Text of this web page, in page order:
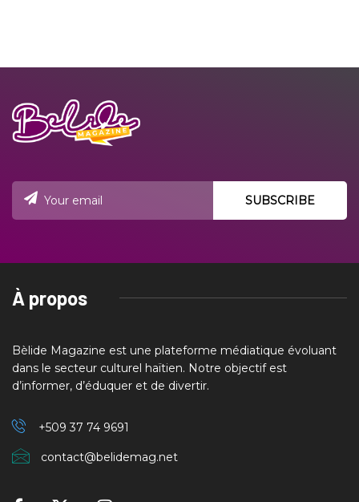
À propos
Bèlide Magazine est une plateforme médiatique évoluant
dans le secteur culturel haïtien. Notre objectif est
d’informer, d’éduquer et de divertir.
+509 37 74 9691
contact@belidemag.net